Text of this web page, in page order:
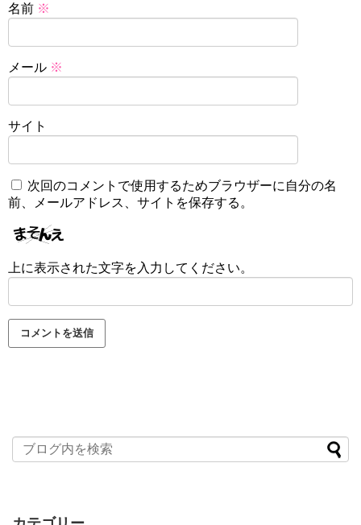
名前 ※
メール ※
サイト
次回のコメントで使用するためブラウザーに自分の名
前、メールアドレス、サイトを保存する。
上に表示された文字を入力してください。